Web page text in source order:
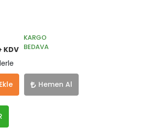
KDV
KARGO
BEDAVA
Hemen Al